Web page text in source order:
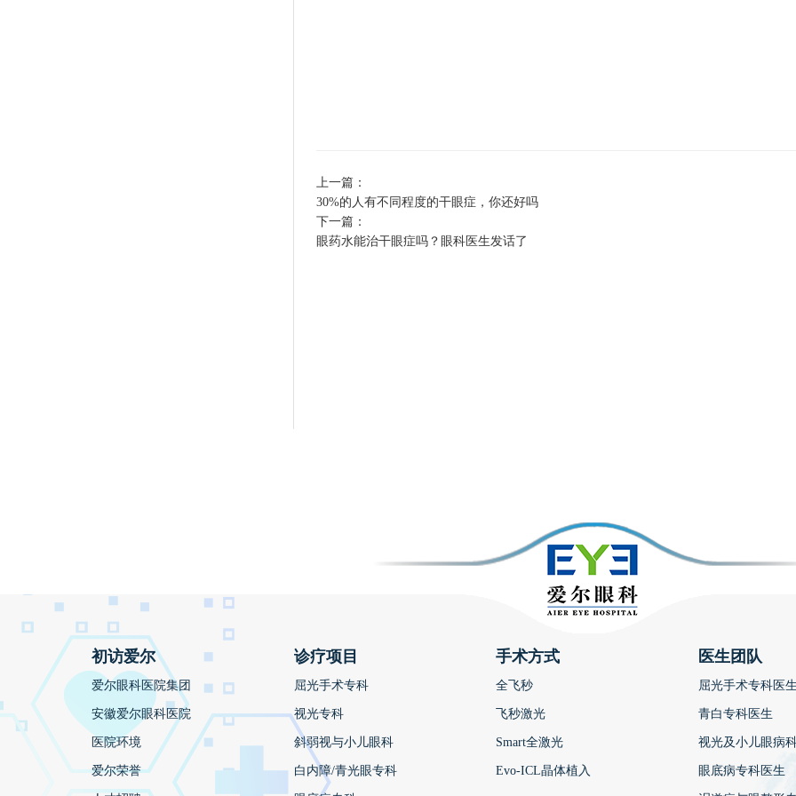
上一篇：
30%的人有不同程度的干眼症，你还好吗
下一篇：
眼药水能治干眼症吗？眼科医生发话了
初访爱尔
爱尔眼科医院集团
安徽爱尔眼科医院
医院环境
爱尔荣誉
诊疗项目
屈光手术专科
视光专科
斜弱视与小儿眼科
白内障/青光眼专科
手术方式
全飞秒
飞秒激光
Smart全激光
Evo-ICL晶体植入
医生团队
屈光手术专科医
青白专科医生
视光及小儿眼病
眼底病专科医生